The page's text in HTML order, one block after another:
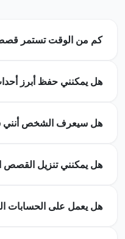
كم من الوقت تستمر قصص
هل يمكنني حفظ أبرز
هل سيعرف الشخص أنني
هل يمكنني تنزيل القصص
هل يعمل على الحسابات